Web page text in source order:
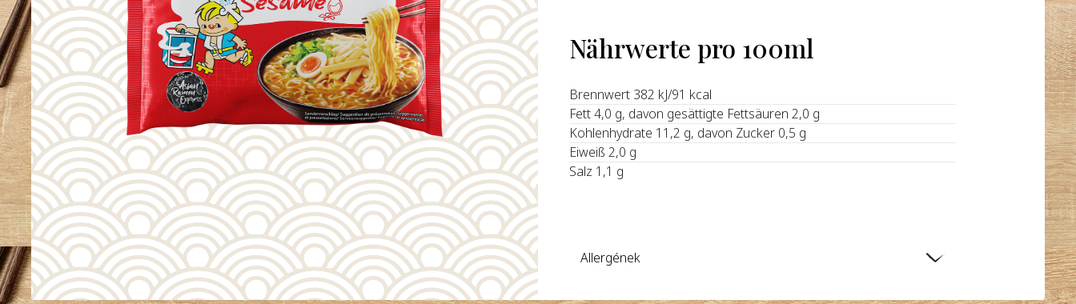
Nährwerte pro 100ml
Brennwert 382 kJ/91 kcal
Fett 4,0 g, davon gesättigte Fettsäuren 2,0 g
Kohlenhydrate 11,2 g, davon Zucker 0,5 g
Eiweiß 2,0 g
Salz 1,1 g
Allergének